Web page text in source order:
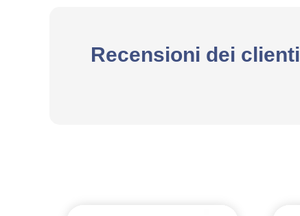
Recensioni dei clienti